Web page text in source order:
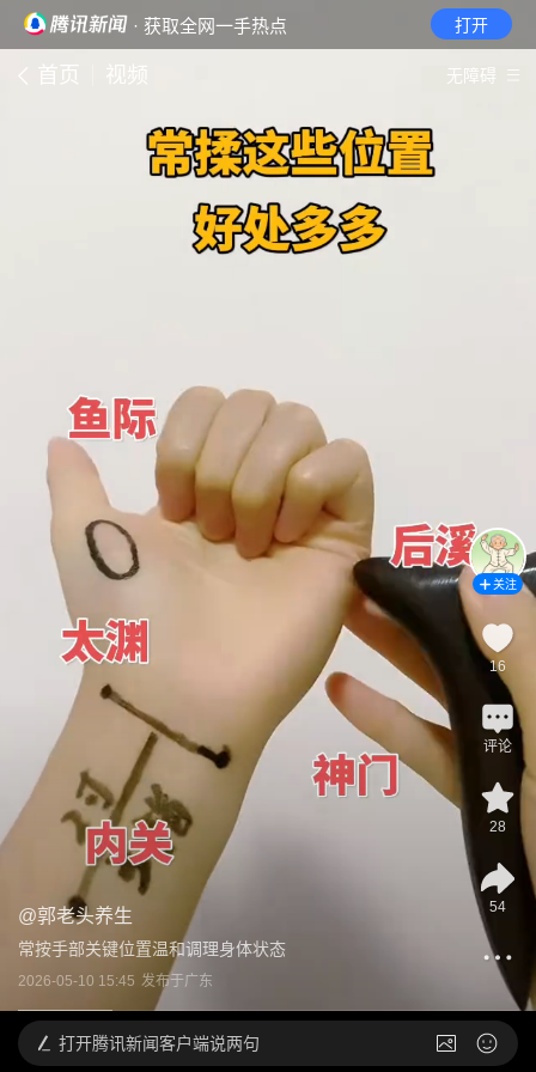
· 获取全网一手热点 打开
首页 视频 无障碍
@郭老头养生
常按手部关键位置温和调理身体状态
2026-05-10 15:45 发布于广东
关注
16
评论
28
54
打开腾讯新闻客户端说两句